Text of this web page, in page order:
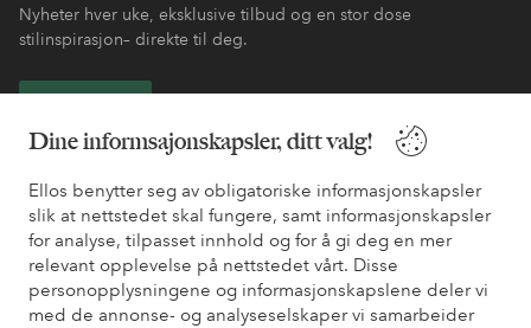
Dine informsajonskapsler, ditt valg!
Ellos benytter seg av obligatoriske informasjonskapsler
slik at nettstedet skal fungere, samt informasjonskapsler
for analyse, tilpasset innhold og for å gi deg en mer
relevant opplevelse på nettstedet vårt. Disse
personopplysningene og informasjonskapslene deler vi
med de annonse- og analyseselskaper vi samarbeider
Nyheter hver uke, eksklusive tilbud og en stor dose
stilinspirasjon– direkte til deg.
Trenger du hjelp?
Du finner svar på de vanligste spørsmålene i vår FAQ. Du finner
også informasjon om hvordan du kan kontakte oss.